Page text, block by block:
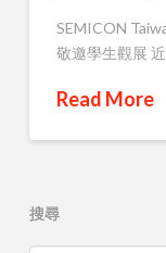
SEMICON
敬邀學生觀展
Read More
搜尋